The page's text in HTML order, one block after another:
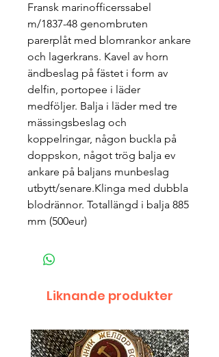
Fransk marinofficerssabel
m/1837-48 genombruten
parerplåt med blomrankor ankare
och lagerkrans. Kavel av horn
ändbeslag på fästet i form av
delfin, portopee i läder
medföljer. Balja i läder med tre
mässingsbeslag och
koppelringar, någon buckla på
doppskon, något trög balja ev
ankare på baljans munbeslag
utbytt/senare.Klinga med dubbla
blodrännor. Totallängd i balja 885
mm (500eur)
Liknande produkter